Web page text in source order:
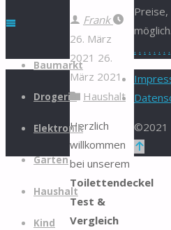
Zum
springen
Baumarkt
Drogerie
Elektronik
Garten
Haushalt
Kind
Frank
26. März
2021 26.
März 2021
Haushalt
Herzlich
willkommen
bei unserem
Toilettendeckel
Test &
Vergleich
. . . . . . . .
©2021
Zurück
oben